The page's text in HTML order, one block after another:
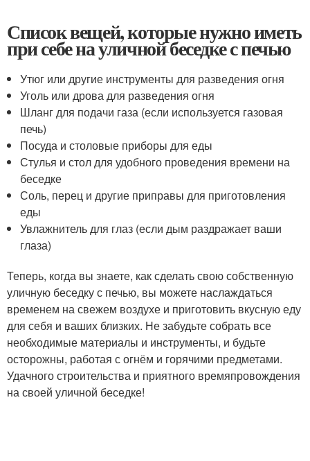
Список вещей, которые нужно иметь
при себе на уличной беседке с печью
Утюг или другие инструменты для разведения огня
Уголь или дрова для разведения огня
Шланг для подачи газа (если используется газовая
печь)
Посуда и столовые приборы для еды
Стулья и стол для удобного проведения времени на
беседке
Соль, перец и другие приправы для приготовления
еды
Увлажнитель для глаз (если дым раздражает ваши
глаза)
Теперь, когда вы знаете, как сделать свою собственную
уличную беседку с печью, вы можете наслаждаться
временем на свежем воздухе и приготовить вкусную еду
для себя и ваших близких. Не забудьте собрать все
необходимые материалы и инструменты, и будьте
осторожны, работая с огнём и горячими предметами.
Удачного строительства и приятного времяпровождения
на своей уличной беседке!